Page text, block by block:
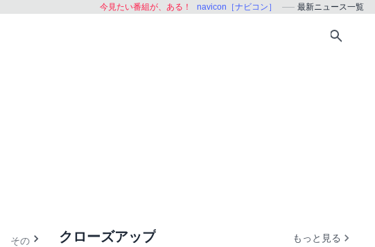
今見たい番組が、ある！ navicon［ナビコン］ 最新ニュース一覧
その他 クローズアップ もっと見る